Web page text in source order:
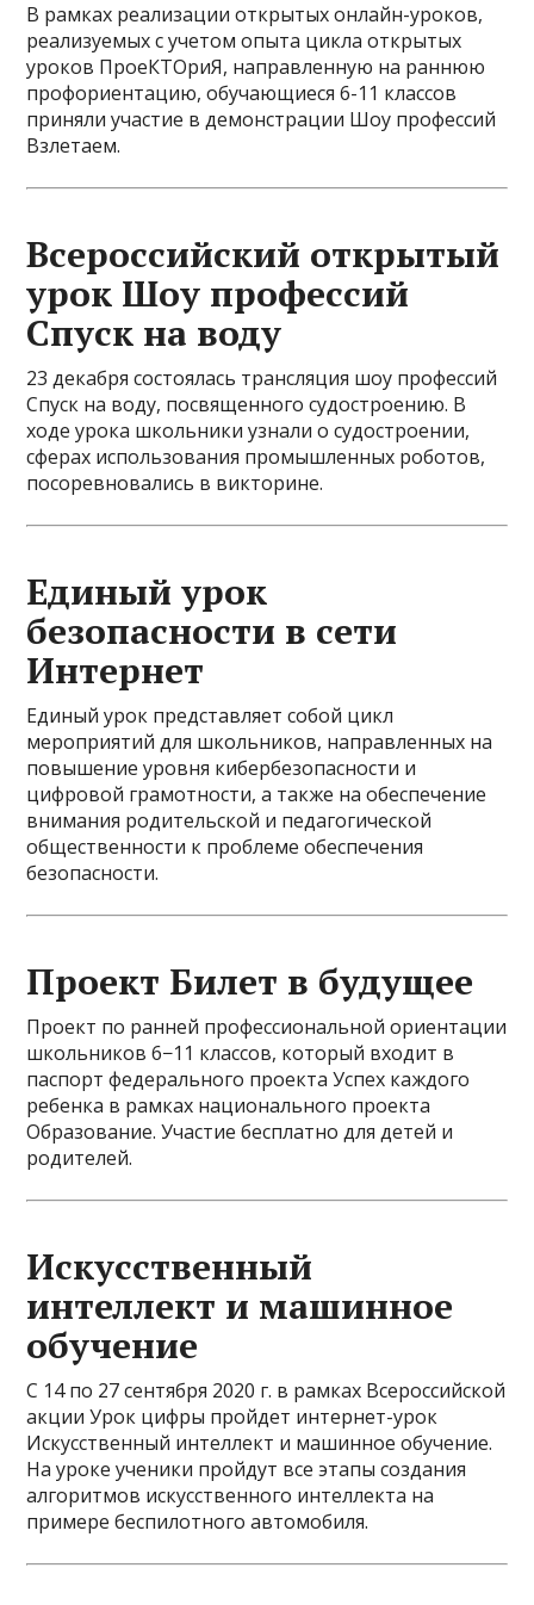
В рамках реализации открытых онлайн-уроков,
реализуемых с учетом опыта цикла открытых
уроков ПроеКТОриЯ, направленную на раннюю
профориентацию, обучающиеся 6-11 классов
приняли участие в демонстрации Шоу профессий
Взлетаем.
Всероссийский открытый
урок Шоу профессий
Спуск на воду
23 декабря состоялась трансляция шоу профессий
Спуск на воду, посвященного судостроению. В
ходе урока школьники узнали о судостроении,
сферах использования промышленных роботов,
посоревновались в викторине.
Единый урок
безопасности в сети
Интернет
Единый урок представляет собой цикл
мероприятий для школьников, направленных на
повышение уровня кибербезопасности и
цифровой грамотности, а также на обеспечение
внимания родительской и педагогической
общественности к проблеме обеспечения
безопасности.
Проект Билет в будущее
Проект по ранней профессиональной ориентации
школьников 6−11 классов, который входит в
паспорт федерального проекта Успех каждого
ребенка в рамках национального проекта
Образование. Участие бесплатно для детей и
родителей.
Искусственный
интеллект и машинное
обучение
С 14 по 27 сентября 2020 г. в рамках Всероссийской
акции Урок цифры пройдет интернет-урок
Искусственный интеллект и машинное обучение.
На уроке ученики пройдут все этапы создания
алгоритмов искусственного интеллекта на
примере беспилотного автомобиля.